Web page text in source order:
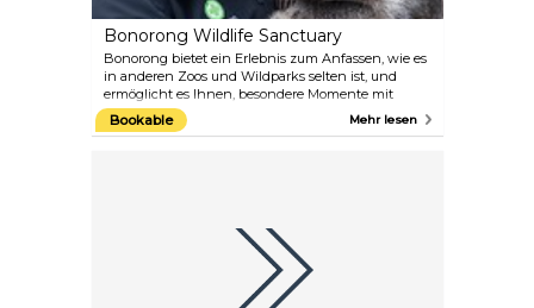
Bonorong Wildlife Sanctuary
Bonorong bietet ein Erlebnis zum Anfassen, wie es
in anderen Zoos und Wildparks selten ist, und
ermöglicht es Ihnen, besondere Momente mit
Australiens Wildtieren zu erleben. Tasmanische
Teufel sind tagsüber aktiv, so dass Sie sie jederzeit
Bookable Mehr lesen